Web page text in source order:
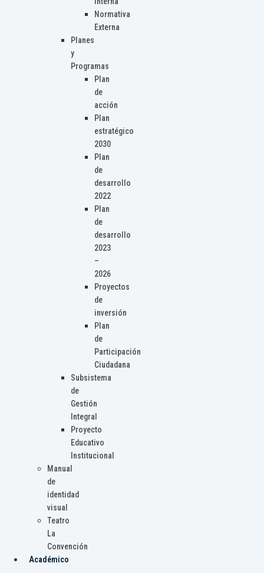
Normativa
Externa
Planes
y
Programas
Plan
de
acción
Plan
estratégico
2030
Plan
de
desarrollo
2022
Plan
de
desarrollo
2023
–
2026
Proyectos
de
inversión
Plan
de
Participación
Ciudadana
Subsistema
de
Gestión
Integral
Proyecto
Educativo
Institucional
Manual
de
identidad
visual
Teatro
La
Convención
Académico